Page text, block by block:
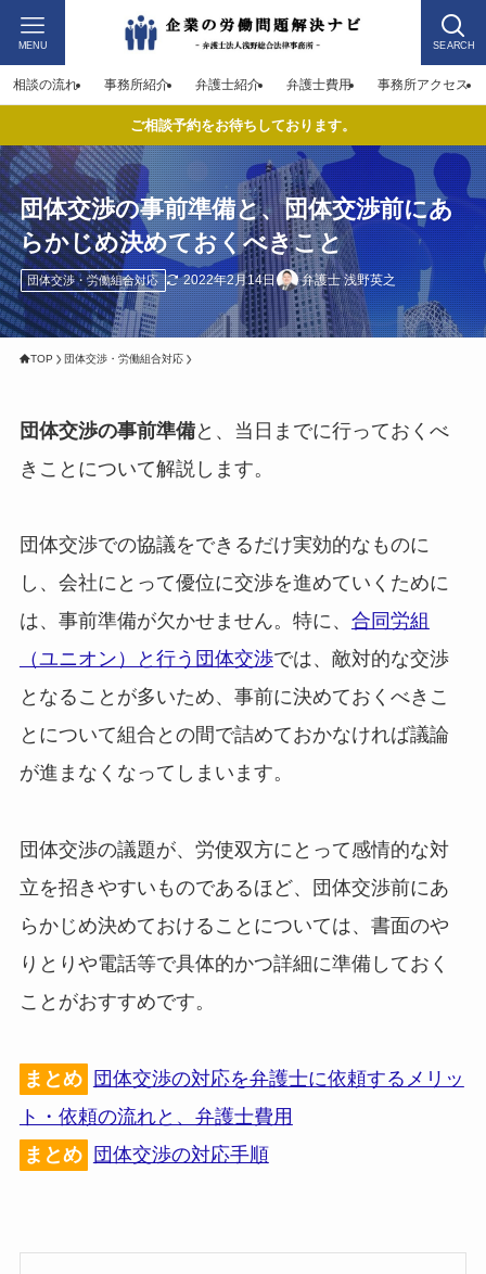
SEARCH
MENU
相談の流れ 事務所紹介 弁護士紹介 弁護士費用 事務所アクセス
ご相談予約をお待ちしております。
団体交渉の事前準備と、団体交渉前にあ
らかじめ決めておくべきこと
団体交渉・労働組合対応 2022年2月14日 弁護士 浅野英之
TOP 団体交渉・労働組合対応
団体交渉の事前準備と、当日までに行っておくべ
きことについて解説します。
団体交渉での協議をできるだけ実効的なものに
し、会社にとって優位に交渉を進めていくために
は、事前準備が欠かせません。特に、 合同労組
（ユニオン）と行う団体交渉では、敵対的な交渉
となることが多いため、事前に決めておくべきこ
とについて組合との間で詰めておかなければ議論
が進まなくなってしまいます。
団体交渉の議題が、労使双方にとって感情的な対
立を招きやすいものであるほど、団体交渉前にあ
らかじめ決めておけることについては、書面のや
りとりや電話等で具体的かつ詳細に準備しておく
ことがおすすめです。
まとめ
団体交渉の対応を弁護士に依頼するメリッ
ト・依頼の流れと、弁護士費用
まとめ
団体交渉の対応手順